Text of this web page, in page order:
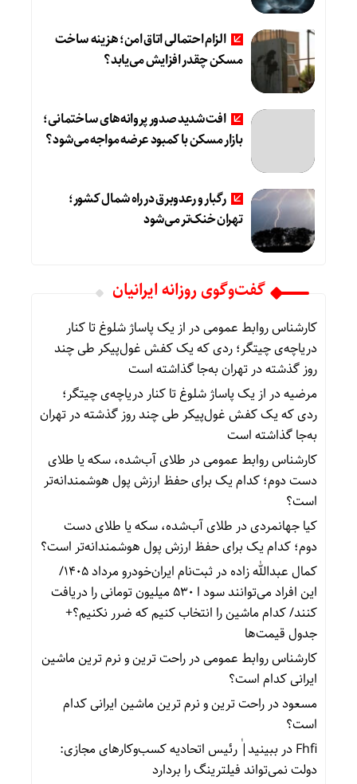
الزام احتمالی اتاق امن؛ هزینه ساخت
مسکن چقدر افزایش می‌یابد؟
افت شدید صدور پروانه‌های ساختمانی؛
بازار مسکن با کمبود عرضه مواجه می‌شود؟
رگبار و رعدوبرق در راه شمال کشور؛
تهران خنک‌تر می‌شود
گفت‌وگوی روزانه ایرانیان
کارشناس روابط عمومیدر از یک پاساژ شلوغ تا کنار
دریاچه‌ی چیتگر؛ ردی که یک کفش غول‌پیکر طی چند
روز گذشته در تهران به‌جا گذاشته است
مرضیهدر از یک پاساژ شلوغ تا کنار دریاچه‌ی چیتگر؛
ردی که یک کفش غول‌پیکر طی چند روز گذشته در تهران
به‌جا گذاشته است
کارشناس روابط عمومیدر طلای آب‌شده، سکه یا طلای
دست دوم؛ کدام یک برای حفظ ارزش پول هوشمندانه‌تر
است؟
کیا جهانمردیدر طلای آب‌شده، سکه یا طلای دست
دوم؛ کدام یک برای حفظ ارزش پول هوشمندانه‌تر است؟
کمال عبدالله زادهدر
ثبت‌نام ایران‌خودرو مرداد ۱۴۰۵/
این افراد می‌توانند سود ا ۵۳۰ میلیون تومانی را دریافت
کنند/ کدام ماشین را انتخاب کنیم که ضرر نکنیم؟+
جدول قیمت‌ها
کارشناس روابط عمومیدرراحت ترین و نرم ترین ماشین
ایرانی کدام است؟
مسعوددرراحت ترین و نرم ترین ماشین ایرانی کدام
است؟
Fhfiدر ببینید| ٰرئیس اتحادیه کسب‌وکارهای مجازی:
دولت نمی‌تواند فیلترینگ را بردارد